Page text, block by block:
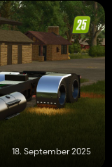
18. September 2025